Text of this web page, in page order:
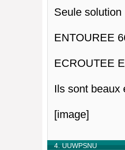
Seule solution
ENTOUREE
ECROUTEE
Ils sont beaux
[image]
4. UUWPSNU